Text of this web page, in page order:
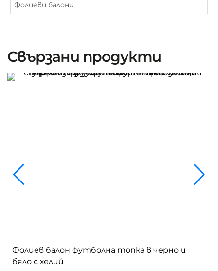
Фолиеви балони
Свързани продукти
черно и
Красив голям микс от